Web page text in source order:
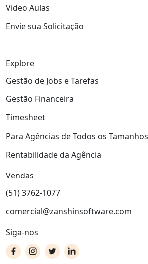
Video Aulas
Envie sua Solicitação
Explore
Gestão de Jobs e Tarefas
Gestão Financeira
Timesheet
Para Agências de Todos os Tamanhos
Rentabilidade da Agência
Vendas
(51) 3762-1077
comercial@zanshinsoftware.com
Siga-nos